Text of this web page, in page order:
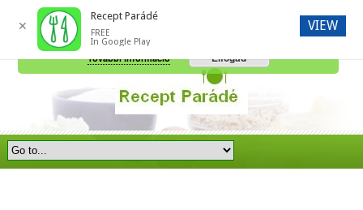
A honlap további használatához a sütik használatát el kell fogadni.
További információ
Elfogad
✕
Recept Parádé
FREE
In Google Play
VIEW